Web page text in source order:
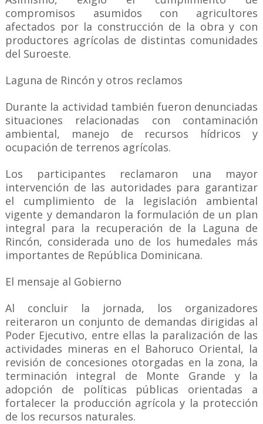
compromisos asumidos con agricultores
afectados por la construcción de la obra y con
productores agrícolas de distintas comunidades
del Suroeste.
Laguna de Rincón y otros reclamos
Durante la actividad también fueron denunciadas
situaciones relacionadas con contaminación
ambiental, manejo de recursos hídricos y
ocupación de terrenos agrícolas.
Los participantes reclamaron una mayor
intervención de las autoridades para garantizar
el cumplimiento de la legislación ambiental
vigente y demandaron la formulación de un plan
integral para la recuperación de la Laguna de
Rincón, considerada uno de los humedales más
importantes de República Dominicana.
El mensaje al Gobierno
Al concluir la jornada, los organizadores
reiteraron un conjunto de demandas dirigidas al
Poder Ejecutivo, entre ellas la paralización de las
actividades mineras en el Bahoruco Oriental, la
revisión de concesiones otorgadas en la zona, la
terminación integral de Monte Grande y la
adopción de políticas públicas orientadas a
fortalecer la producción agrícola y la protección
de los recursos naturales.